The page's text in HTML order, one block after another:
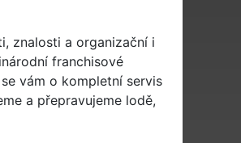
znalosti a organizační i
franchisové
vám o kompletní servis
a přepravujeme lodě,